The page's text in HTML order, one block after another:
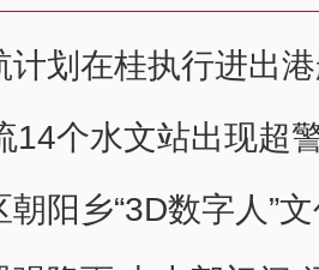
计划在桂执行进出
14个水文站出现超
阳乡“3D数字人”